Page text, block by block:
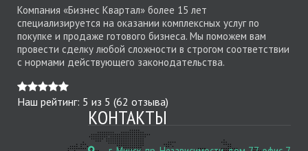
Компания «Бизнес Квартал» более 15 лет
специализируется на оказании комплексных услуг по
покупке и продаже готового бизнеса. Мы поможем вам
провести сделку любой сложности в строгом соответствии
с нормами действующего законодательства.
Наш рейтинг: 5 из 5 (62 отзыва)
КОНТАКТЫ